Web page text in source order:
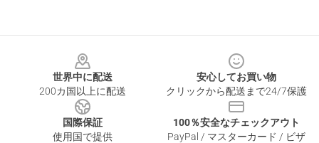
世界中に配送
200カ国以上に配送
安心してお買い物
クリックから配送まで24/7保護
国際保証
使用国で提供
100％安全なチェックアウト
PayPal / マスターカード / ビザ